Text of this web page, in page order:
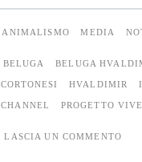
ANIMALISMO MEDIA
BELUGA BELUGA
CORTONESI HVALDIMIR
CHANNEL PROGETTO
LASCIA UN COMMENTO